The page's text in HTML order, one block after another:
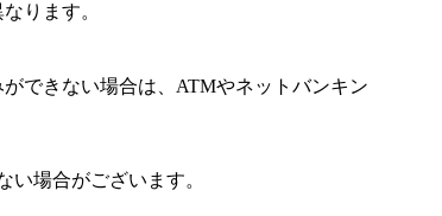
ります。
できない場合は、ATMやネットバンキン
場合がございます。